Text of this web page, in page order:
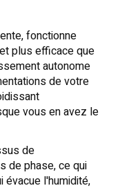
fonctionne
plus efficace que
autonome
de votre
vous en avez le
de
de phase, ce qui
évacue l'humidité,